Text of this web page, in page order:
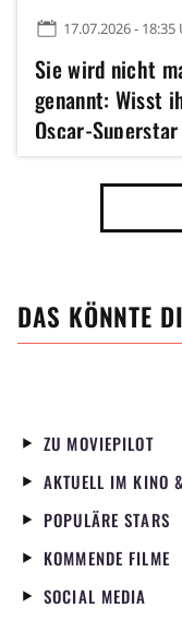
17.07.2026 - 18:35
Sie wird nicht
genannt: Wisst
Oscar-
Exfreundin in
der Maske
DAS KÖNNTE
ZU MOVIEPILOT
AKTUELL IM KINO
POPULÄRE STARS
KOMMENDE FILME
SOCIAL MEDIA